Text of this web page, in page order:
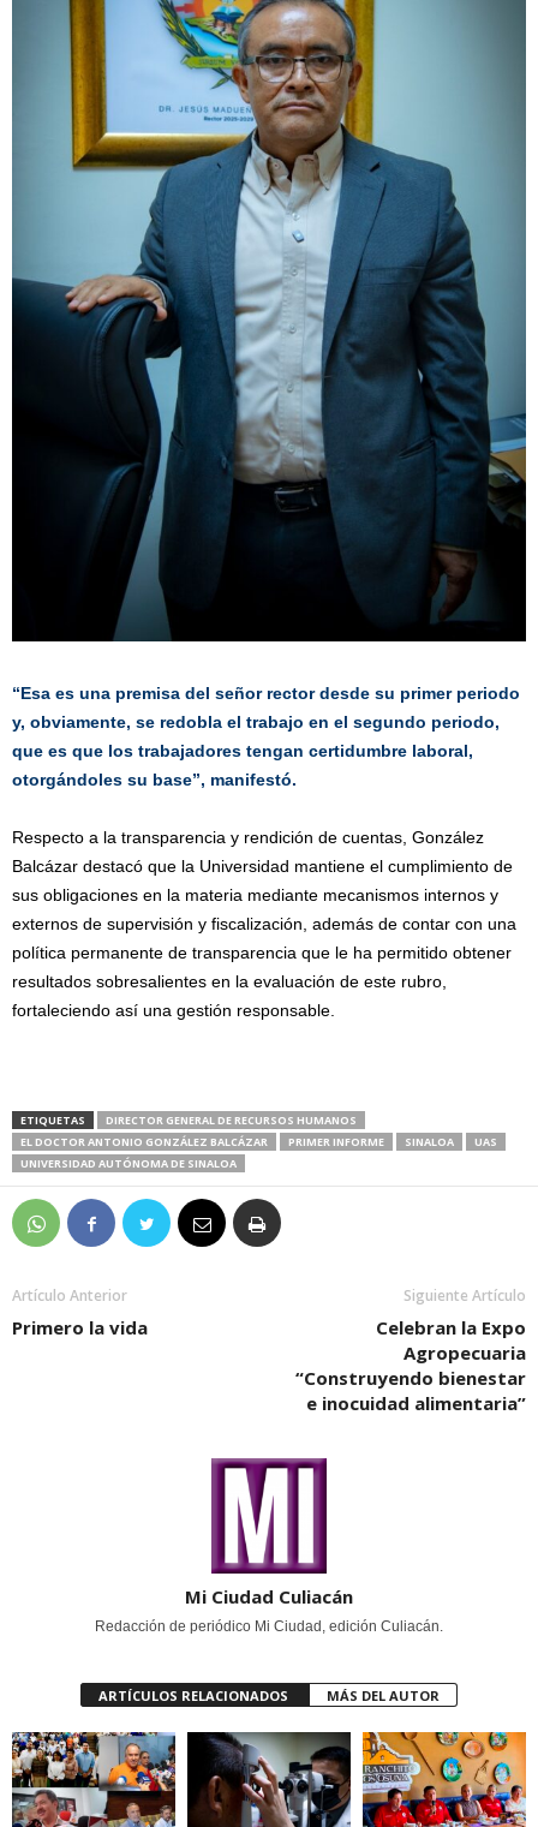
“Esa es una premisa del señor rector desde su primer periodo
y, obviamente, se redobla el trabajo en el segundo periodo,
que es que los trabajadores tengan certidumbre laboral,
otorgándoles su base”, manifestó.
Respecto a la transparencia y rendición de cuentas, González
Balcázar destacó que la Universidad mantiene el cumplimiento de
sus obligaciones en la materia mediante mecanismos internos y
externos de supervisión y fiscalización, además de contar con una
política permanente de transparencia que le ha permitido obtener
resultados sobresalientes en la evaluación de este rubro,
fortaleciendo así una gestión responsable.
ETIQUETAS
DIRECTOR GENERAL DE RECURSOS HUMANOS
EL DOCTOR ANTONIO GONZÁLEZ BALCÁZAR
PRIMER INFORME SINALOA
UAS
UNIVERSIDAD AUTÓNOMA DE SINALOA
Artículo Anterior
Primero la vida
Siguiente Artículo
Celebran la Expo
Agropecuaria
“Construyendo bienestar
e inocuidad alimentaria”
Mi Ciudad Culiacán
Redacción de periódico Mi Ciudad, edición Culiacán.
ARTÍCULOS RELACIONADOS MÁS DEL AUTOR